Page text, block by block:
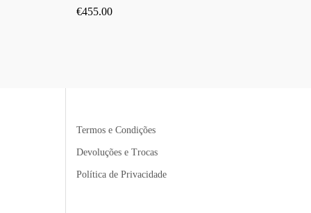
€455.00
Termos e Condições
Devoluções e Trocas
Política de Privacidade